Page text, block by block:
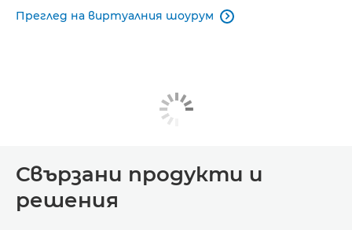
Преглед на виртуалния шоурум 
Свързани продукти и
решения